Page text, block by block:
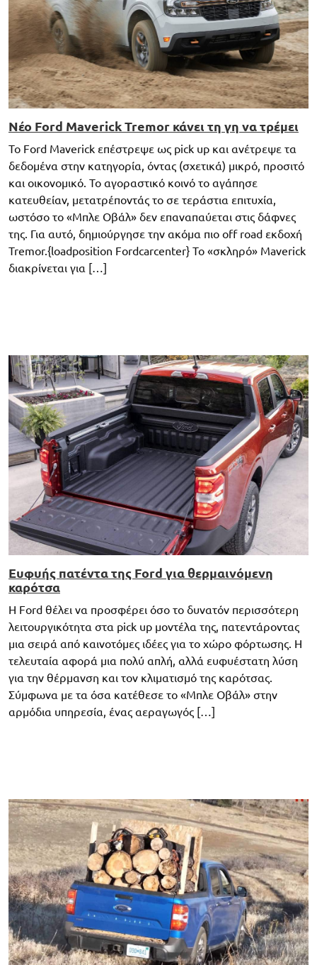
Νέο Ford Maverick Tremor κάνει τη γη να τρέμει
Το Ford Maverick επέστρεψε ως pick up και ανέτρεψε τα
δεδομένα στην κατηγορία, όντας (σχετικά) μικρό, προσιτό
και οικονομικό. Το αγοραστικό κοινό το αγάπησε
κατευθείαν, μετατρέποντάς το σε τεράστια επιτυχία,
ωστόσο το «Μπλε Οβάλ» δεν επαναπαύεται στις δάφνες
της. Για αυτό, δημιούργησε την ακόμα πιο off road εκδοχή
Tremor.{loadposition Fordcarcenter} To «σκληρό» Maverick
διακρίνεται για […]
Ευφυής πατέντα της Ford για θερμαινόμενη
καρότσα
H Ford θέλει να προσφέρει όσο το δυνατόν περισσότερη
λειτουργικότητα στα pick up μοντέλα της, πατεντάροντας
μια σειρά από καινοτόμες ιδέες για το χώρο φόρτωσης. Η
τελευταία αφορά μια πολύ απλή, αλλά ευφυέστατη λύση
για την θέρμανση και τον κλιματισμό της καρότσας.
Σύμφωνα με τα όσα κατέθεσε το «Μπλε Οβάλ» στην
αρμόδια υπηρεσία, ένας αεραγωγός […]